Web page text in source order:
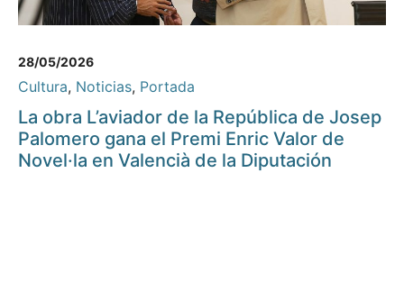
28/05/2026
Cultura, Noticias, Portada
La obra L’aviador de la República de Josep
Palomero gana el Premi Enric Valor de
Novel·la en Valencià de la Diputación